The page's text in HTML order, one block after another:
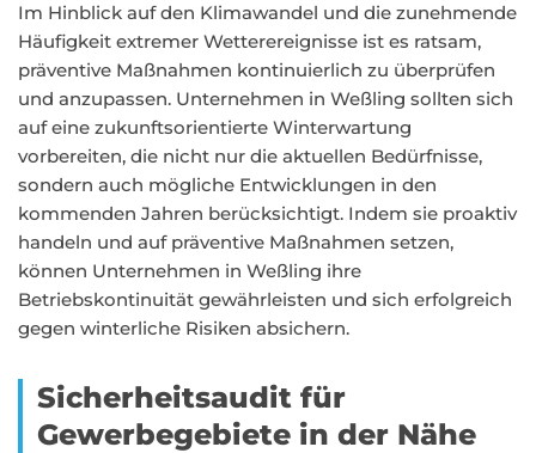
Im Hinblick auf den Klimawandel und die zunehmende
Häufigkeit extremer Wetterereignisse ist es ratsam,
präventive Maßnahmen kontinuierlich zu überprüfen
und anzupassen. Unternehmen in Weßling sollten sich
auf eine zukunftsorientierte Winterwartung
vorbereiten, die nicht nur die aktuellen Bedürfnisse,
sondern auch mögliche Entwicklungen in den
kommenden Jahren berücksichtigt. Indem sie proaktiv
handeln und auf präventive Maßnahmen setzen,
können Unternehmen in Weßling ihre
Betriebskontinuität gewährleisten und sich erfolgreich
gegen winterliche Risiken absichern.
Sicherheitsaudit für
Gewerbegebiete in der Nähe